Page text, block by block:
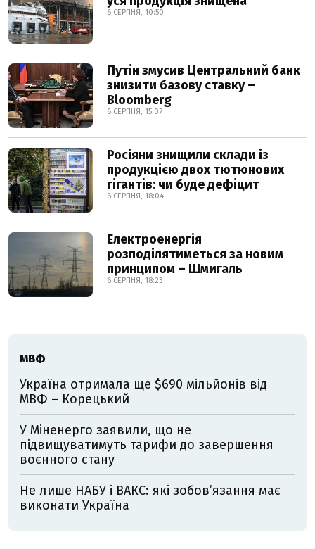
6 СЕРПНЯ, 10:50
Путін змусив Центральний банк
знизити базову ставку –
Bloomberg
6 СЕРПНЯ, 15:07
Росіяни знищили склади із
продукцією двох тютюнових
гігантів: чи буде дефіцит
6 СЕРПНЯ, 18:04
Електроенергія
розподілятиметься за новим
принципом – Шмигаль
6 СЕРПНЯ, 18:23
МВФ
Україна отримала ще $690 мільйонів від
МВФ – Корецький
У Міненерго заявили, що не
підвищуватимуть тарифи до завершення
воєнного стану
Не лише НАБУ і ВАКС: які зобов’язання має
виконати Україна